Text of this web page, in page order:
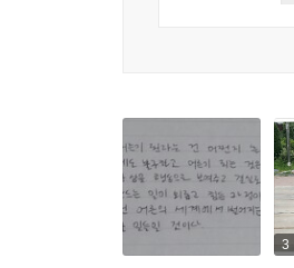
여행 중에 우연히 만난
상처받는 나이. 누구와
어질 수 있다’란 말과
---「지금 이별 때문에
나는 다시 한 번 실망
* 정말로 행복한 나날
조용히 이어지는 날들
3